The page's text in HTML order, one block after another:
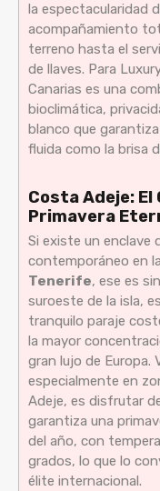
la espectacularidad
acompañamiento
terreno hasta el
de llaves. Para
Canarias es una
bioclimática,
blanco que
fluida como la brisa
Costa Adeje:
Primavera
Si existe un enclave
contemporáneo en
Tenerife, ese es
suroeste de la isla,
tranquilo paraje
la mayor
gran lujo de Europa.
especialmente en
Adeje, es disfrutar
garantiza una
del año, con
grados, lo que lo
élite internacional.